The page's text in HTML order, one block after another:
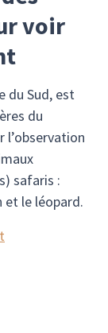
voir
du Sud, est
du
l’observation
safaris :
et le léopard.